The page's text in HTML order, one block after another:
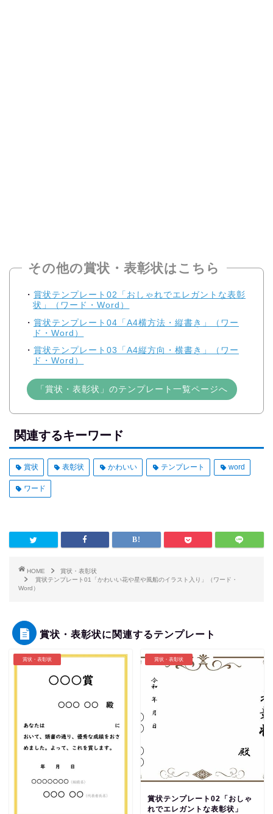
その他の賞状・表彰状はこちら
賞状テンプレート02「おしゃれでエレガントな表彰
状」（ワード・Word）
賞状テンプレート04「A4横方法・縦書き」（ワー
ド・Word）
賞状テンプレート03「A4縦方向・横書き」（ワー
ド・Word）
「賞状・表彰状」のテンプレート一覧ページへ
関連するキーワード
賞状 表彰状 かわいい テンプレート word
ワード
HOME
賞状・表彰状
賞状テンプレート01「かわいい花や星や風船のイラスト入り」（ワード・
Word）
賞状・表彰状に関連するテンプレート
賞状・表彰状 賞状・表彰状
賞状テンプレート02「おしゃ
れでエレガントな表彰状」